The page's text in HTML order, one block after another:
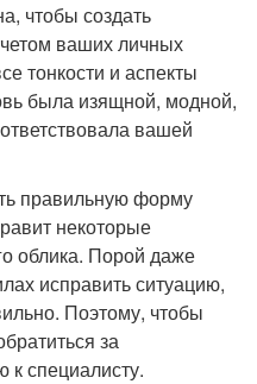
чтобы создать
ваших личных
тонкости и аспекты
была изящной, модной,
вашей
правильную форму
некоторые
облика. Порой даже
исправить ситуацию,
Поэтому, чтобы
за
специалисту.